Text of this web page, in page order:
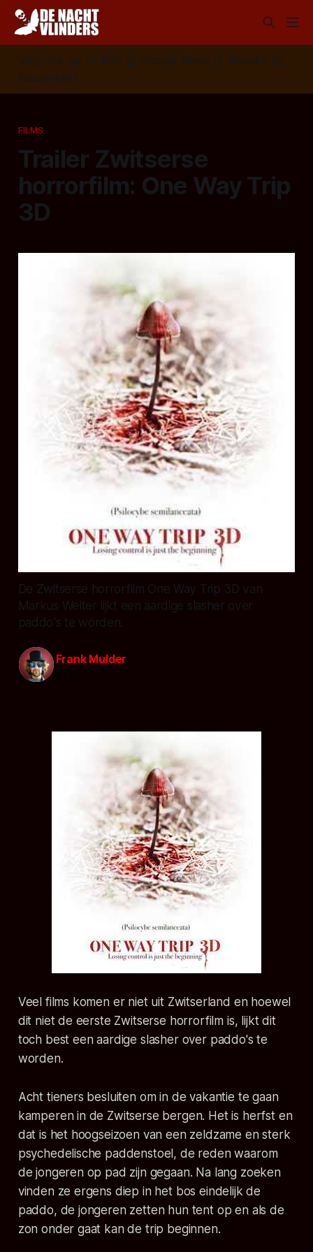
Volg ons op: 📣 RSS 📰 Google News 🦋 Bluesky
✉️
Nieuwsbrief
FILMS
Trailer Zwitserse
horrorfilm: One Way Trip
3D
De Zwitserse horrorfilm One Way Trip 3D van
Markus Welter lijkt een aardige slasher over
paddo's te worden.
Frank Mulder
Veel films komen er niet uit Zwitserland en hoewel
dit niet de eerste Zwitserse horrorfilm is, lijkt dit
toch best een aardige slasher over paddo's te
worden.
Acht tieners besluiten om in de vakantie te gaan
kamperen in de Zwitserse bergen. Het is herfst en
dat is het hoogseizoen van een zeldzame en sterk
psychedelische paddenstoel, de reden waarom
de jongeren op pad zijn gegaan. Na lang zoeken
vinden ze ergens diep in het bos eindelijk de
paddo, de jongeren zetten hun tent op en als de
zon onder gaat kan de trip beginnen.